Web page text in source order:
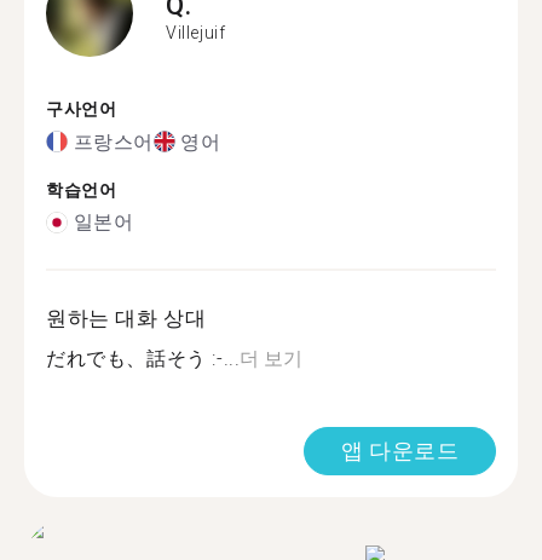
Villejuif
구사언어
프랑스어 영어
학습언어
일본어
원하는 대화 상대
だれでも、話そう :-...더 보기
앱 다운로드